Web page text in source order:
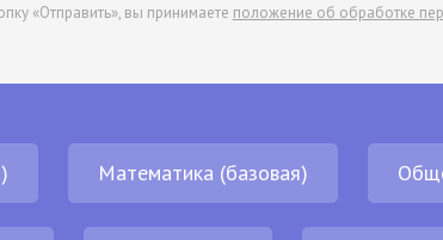
«Отправить», вы принимаете положение об обработке
Математика (базовая)